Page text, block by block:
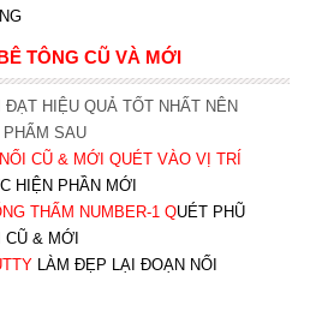
TÔNG CŨ VÀ MỚI
HIỆU QUẢ TỐT NHẤT NÊN
PHẨM SAU
CŨ & MỚI QUÉT VÀO VỊ TRÍ
HIỆN PHẦN MỚI
THẤM NUMBER-1QUÉT PHŨ
CŨ & MỚI
LÀM ĐẸP LẠI ĐOẠN NỐI